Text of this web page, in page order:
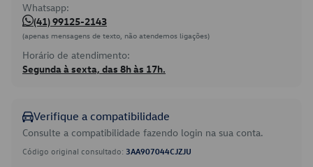
Whatsapp:
(41) 99125-2143
(apenas mensagens de texto, não atendemos ligações)
Horário de atendimento:
Segunda à sexta, das 8h às 17h.
Verifique a compatibilidade
Consulte a compatibilidade fazendo login na sua conta.
Código original consultado: 3AA907044CJZJU